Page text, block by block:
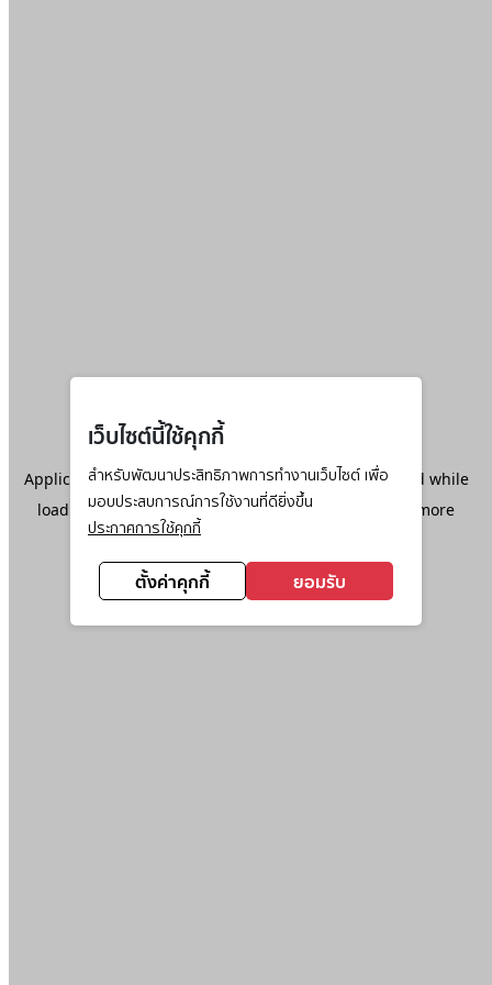
เว็บไซต์นี้ใช้คุกกี้
สำหรับพัฒนาประสิทธิภาพการทำงานเว็บไซต์ เพื่อ
มอบประสบการณ์การใช้งานที่ดียิ่งขึ้น
ประกาศการใช้คุกกี้
ตั้งค่าคุกกี้ ยอมรับ
Application error: aclient-side exception has occurred while
loadingwww.ktc.co.th(see the browser console
for more
information).